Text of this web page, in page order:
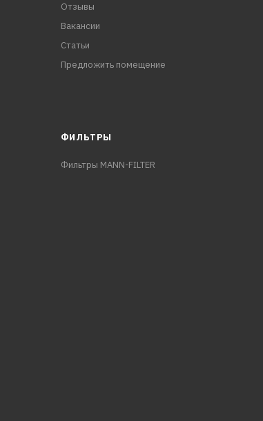
Отзывы
Вакансии
Статьи
Предложить помещение
ФИЛЬТРЫ
Фильтры MANN-FILTER